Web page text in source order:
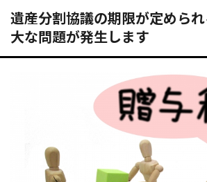
遺産分割協議の期限が定めら
大な問題が発生します